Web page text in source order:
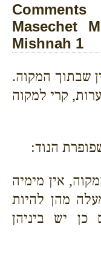
Masechet
Mishnah 1
שבתוך המקוה.
קרי למקוה
הנוד:
אין מימיה
מהן להיות
יש ביניהן